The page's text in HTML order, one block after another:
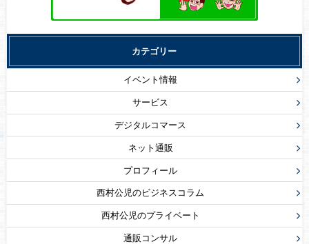
カテゴリー
イベント情報
サービス
デジタルコマース
ネット通販
プロフィール
西村公児のビジネスコラム
西村公児のプライベート
通販コンサル